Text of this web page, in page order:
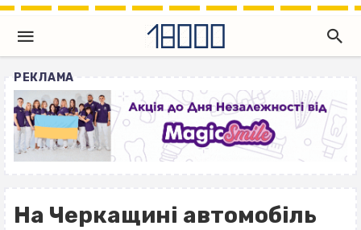
РЕКЛАМА
На Черкащині автомобіль